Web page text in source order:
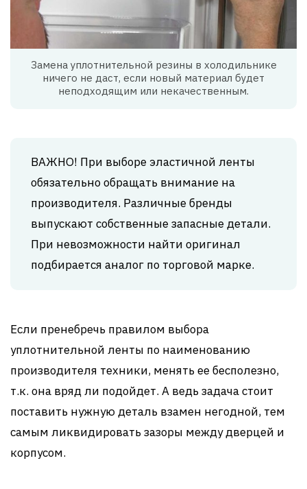
Замена уплотнительной резины в холодильнике
ничего не даст, если новый материал будет
неподходящим или некачественным.
ВАЖНО! При выборе эластичной ленты
обязательно обращать внимание на
производителя. Различные бренды
выпускают собственные запасные детали.
При невозможности найти оригинал
подбирается аналог по торговой марке.
Если пренебречь правилом выбора
уплотнительной ленты по наименованию
производителя техники, менять ее бесполезно,
т.к. она вряд ли подойдет. А ведь задача стоит
поставить нужную деталь взамен негодной, тем
самым ликвидировать зазоры между дверцей и
корпусом.